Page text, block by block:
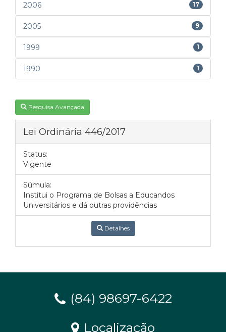
2006 17
2005 9
1999 1
1990 1
Pesquisa Avançada
Lei Ordinária 446/2017
Status:
Vigente
Súmula:
Institui o Programa de Bolsas a Educandos
Universitários e dá outras providências
Detalhes
(84) 98697-6422
Localização